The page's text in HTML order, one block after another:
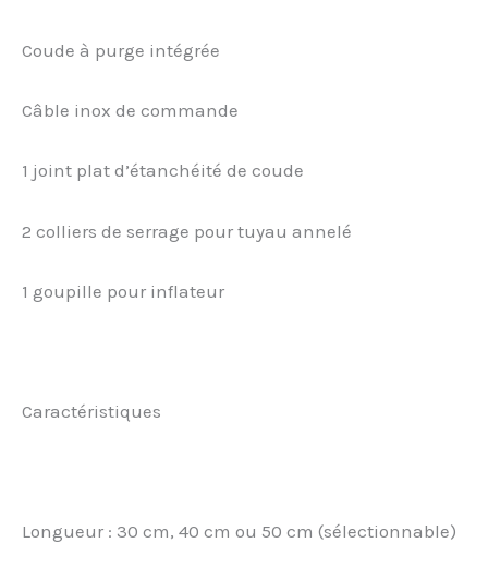
Coude à purge intégrée
Câble inox de commande
1 joint plat d’étanchéité de coude
2 colliers de serrage pour tuyau annelé
1 goupille pour inflateur
Caractéristiques
Longueur : 30 cm, 40 cm ou 50 cm (sélectionnable)